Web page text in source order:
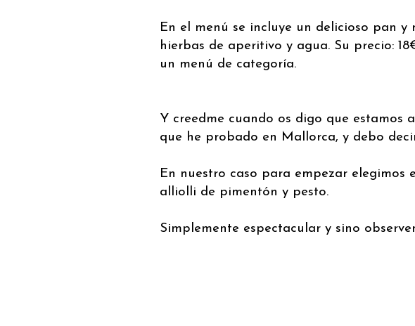
En el menú se incluye un delicioso pan
hierbas de aperitivo y agua. Su precio:
un menú de categoría.
Y creedme cuando os digo que estamos
que he probado en Mallorca, y debo
En nuestro caso para empezar elegimos
alliolli de pimentón y pesto.
Simplemente espectacular y sino